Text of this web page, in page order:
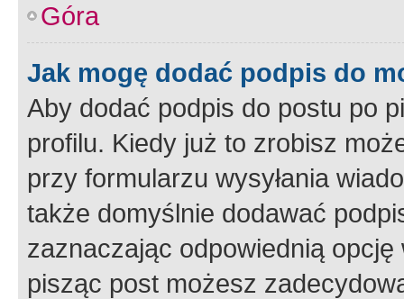
Góra
Jak mogę dodać podpis do
Aby dodać podpis do postu po
profilu. Kiedy już to zrobisz
przy formularzu wysyłania
także domyślnie dodawać
zaznaczając odpowiednią
pisząc post możesz